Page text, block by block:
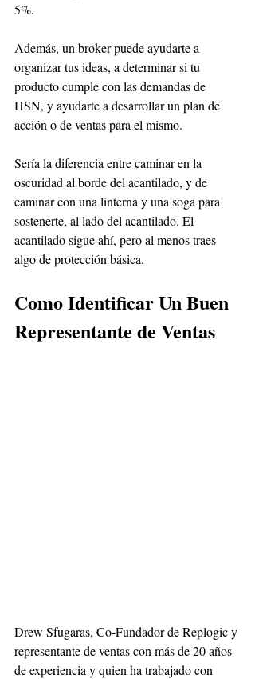
5%.
Además, un broker puede ayudarte a
organizar tus ideas, a determinar si tu
producto cumple con las demandas de
HSN, y ayudarte a desarrollar un plan de
acción o de ventas para el mismo.
Sería la diferencia entre caminar en la
oscuridad al borde del acantilado, y de
caminar con una linterna y una soga para
sostenerte, al lado del acantilado. El
acantilado sigue ahí, pero al menos traes
algo de protección básica.
Como Identificar Un Buen
Representante de Ventas
Drew Sfugaras, Co-Fundador de Replogic y
representante de ventas con más de 20 años
de experiencia y quien ha trabajado con